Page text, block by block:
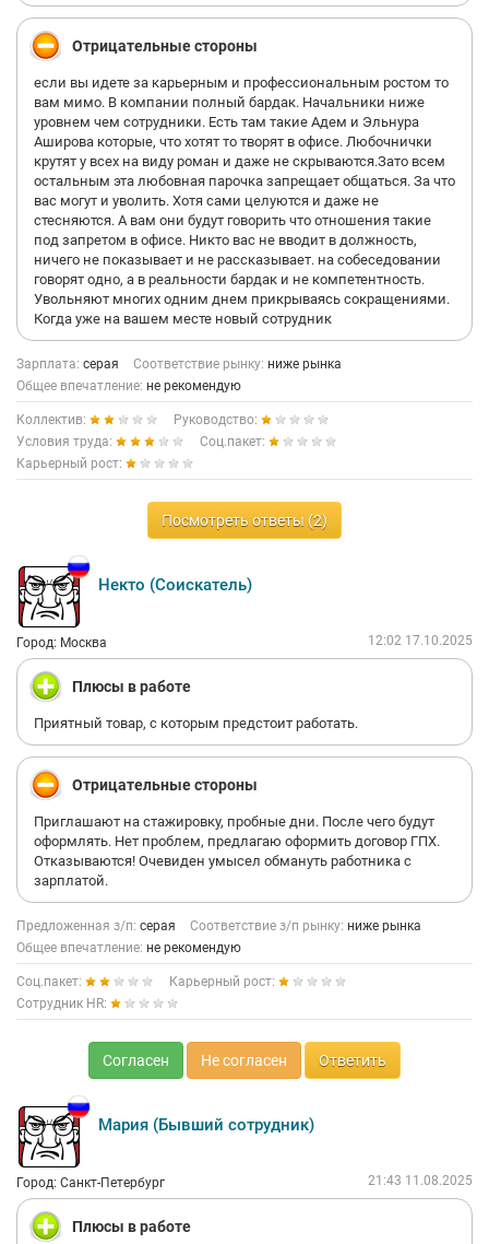
Отрицательные стороны
если вы идете за карьерным и профессиональным ростом то
вам мимо. В компании полный бардак. Начальники ниже
уровнем чем сотрудники. Есть там такие Адем и Эльнура
Аширова которые, что хотят то творят в офисе. Любочнички
крутят у всех на виду роман и даже не скрываются.Зато всем
остальным эта любовная парочка запрещает общаться. За что
вас могут и уволить. Хотя сами целуются и даже не
стесняются. А вам они будут говорить что отношения такие
под запретом в офисе. Никто вас не вводит в должность,
ничего не показывает и не рассказывает. на собеседовании
говорят одно, а в реальности бардак и не компетентность.
Увольняют многих одним днем прикрываясь сокращениями.
Когда уже на вашем месте новый сотрудник
Зарплата: серая Соответствие рынку: ниже рынка
Общее впечатление: не рекомендую
Коллектив:
Руководство:
Условия труда:
Соц.пакет:
Карьерный рост:
Посмотреть ответы (2)
Некто (Соискатель)
Город: Москва 12:02 17.10.2025
Плюсы в работе
Приятный товар, с которым предстоит работать.
Отрицательные стороны
Приглашают на стажировку, пробные дни. После чего будут
оформлять. Нет проблем, предлагаю оформить договор ГПХ.
Отказываются! Очевиден умысел обмануть работника с
зарплатой.
Предложенная з/п: серая Соответствие з/п рынку: ниже рынка
Общее впечатление: не рекомендую
Соц.пакет:
Карьерный рост:
Сотрудник HR:
Согласен Не согласен Ответить
Мария (Бывший сотрудник)
Город: Санкт-Петербург 21:43 11.08.2025
Плюсы в работе